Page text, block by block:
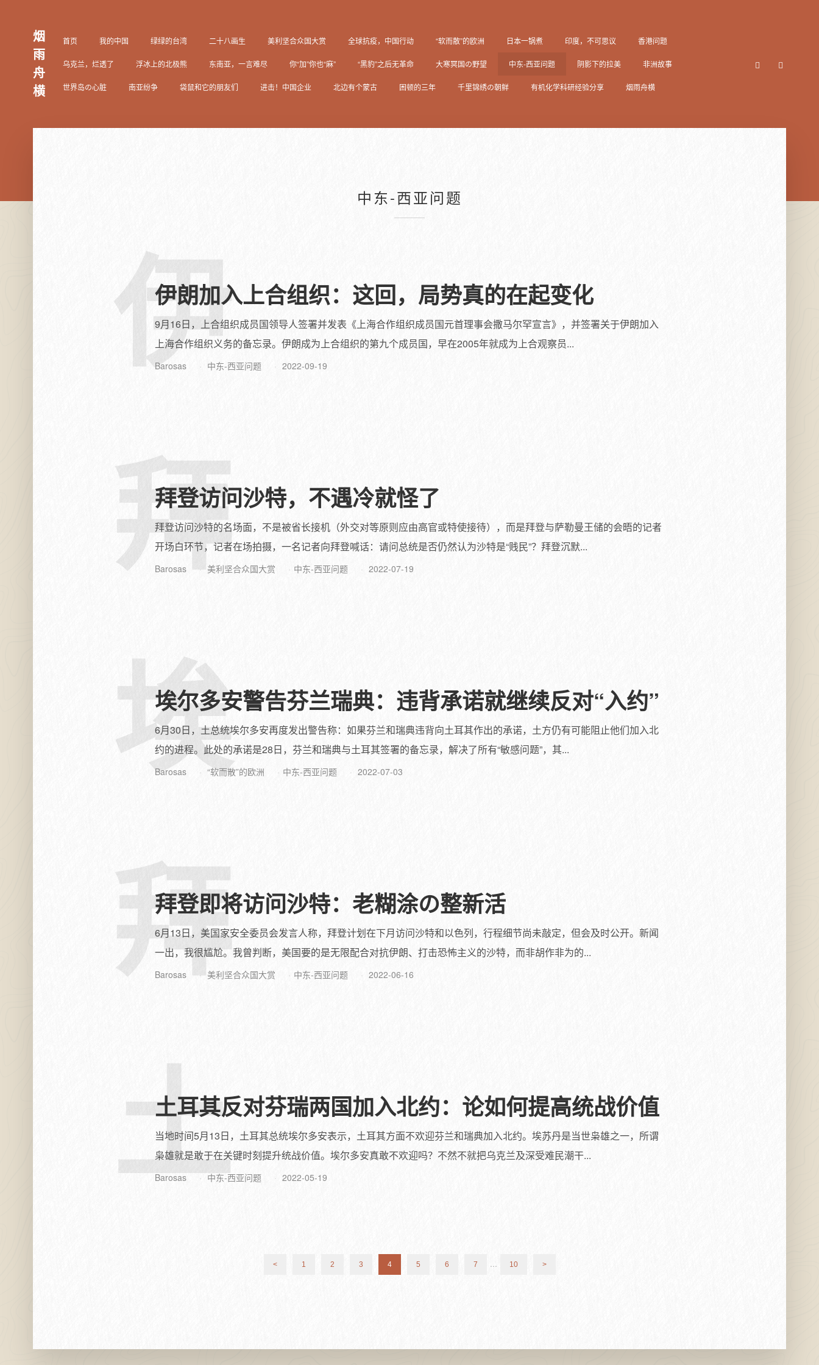
烟
雨
舟
横
首页 我的中国 绿绿的台湾 二十八画生 美利坚合众国大赏 全球抗疫，中国行动 “软而散”的欧洲 日本一锅煮 印度，不可思议 香港问题
乌克兰，烂透了 浮冰上的北极熊 东南亚，一言难尽 你“加”你也“麻” “黑豹”之后无革命 大寒冥国の野望 中东-西亚问题 阴影下的拉美 非洲故事
世界岛の心脏 南亚纷争 袋鼠和它的朋友们 进击！中国企业 北边有个蒙古 困顿的三年 千里锦绣の朝鲜 有机化学科研经验分享 烟雨舟横
中东-西亚问题
伊
伊朗加入上合组织：这回，局势真的在起变化
9月16日，上合组织成员国领导人签署并发表《上海合作组织成员国元首理事会撒马尔罕宣言》，并签署关于伊朗加入
上海合作组织义务的备忘录。伊朗成为上合组织的第九个成员国，早在2005年就成为上合观察员...
Barosas 中东-西亚问题 2022-09-19
拜
拜登访问沙特，不遇冷就怪了
拜登访问沙特的名场面，不是被省长接机（外交对等原则应由高官或特使接待），而是拜登与萨勒曼王储的会晤的记者
开场白环节，记者在场拍摄，一名记者向拜登喊话：请问总统是否仍然认为沙特是“贱民”？拜登沉默...
Barosas 美利坚合众国大赏 中东-西亚问题 2022-07-19
埃
埃尔多安警告芬兰瑞典：违背承诺就继续反对“入约”
6月30日，土总统埃尔多安再度发出警告称：如果芬兰和瑞典违背向土耳其作出的承诺，土方仍有可能阻止他们加入北
约的进程。此处的承诺是28日，芬兰和瑞典与土耳其签署的备忘录，解决了所有“敏感问题”，其...
Barosas “软而散”的欧洲 中东-西亚问题 2022-07-03
拜
拜登即将访问沙特：老糊涂の整新活
6月13日，美国家安全委员会发言人称，拜登计划在下月访问沙特和以色列，行程细节尚未敲定，但会及时公开。新闻
一出，我很尴尬。我曾判断，美国要的是无限配合对抗伊朗、打击恐怖主义的沙特，而非胡作非为的...
Barosas 美利坚合众国大赏 中东-西亚问题 2022-06-16
土
土耳其反对芬瑞两国加入北约：论如何提高统战价值
当地时间5月13日，土耳其总统埃尔多安表示，土耳其方面不欢迎芬兰和瑞典加入北约。埃苏丹是当世枭雄之一，所谓
枭雄就是敢于在关键时刻提升统战价值。埃尔多安真敢不欢迎吗？不然不就把乌克兰及深受难民潮干...
Barosas 中东-西亚问题 2022-05-19
< 1 2 3 4 5 6 7 ... 10 >